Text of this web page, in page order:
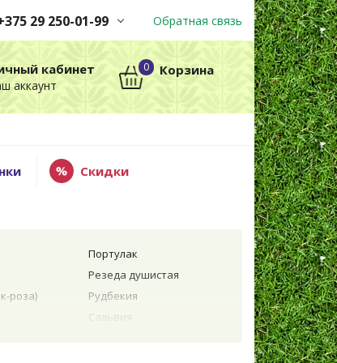
29 250-01-99
через корзину
без выходных
Обратная связь
кабинет
аккаунт
0 Корзина
Скидки
роза)
Портулак
Резеда душистая
Рудбекия
Сальвия